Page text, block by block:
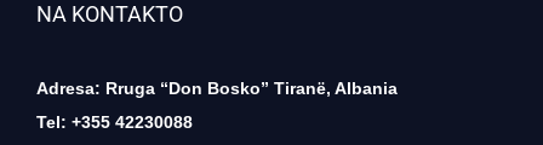
NA KONTAKTO
Adresa: Rruga “Don Bosko” Tiranë, Albania
Tel: +355 42230088